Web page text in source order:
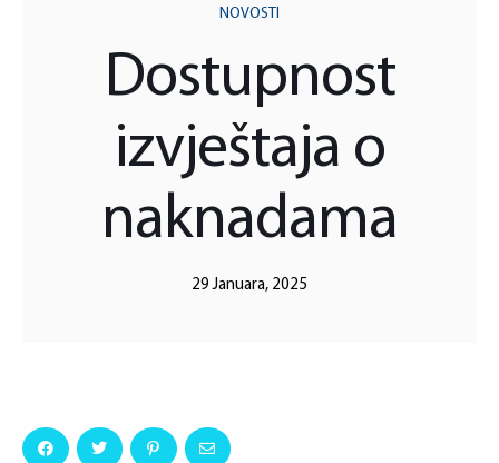
NOVOSTI
Dostupnost
izvještaja o
naknadama
29 Januara, 2025